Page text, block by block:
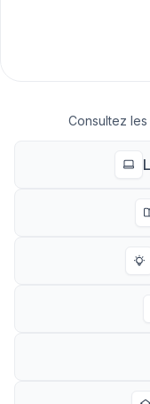
Consultez